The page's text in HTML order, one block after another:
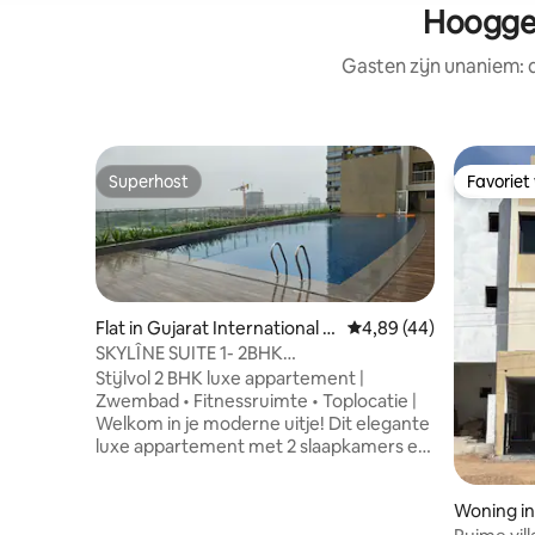
Gasten zijn
Superhost
Superhost
Flat in Gujarat International Fi
nance Tec-City
Gemiddelde
4,89 (44)
SKYLÎNE SUITE 1- 2BHK
APPARTEMENT's+zwembad
Stijlvol 2 BHK luxe appartement |
Zwembad • Fitnessruimte • Toplocatie |
Welkom in je moderne uitje! Dit elegante
luxe appartement met 2 slaapkamers en
Woning